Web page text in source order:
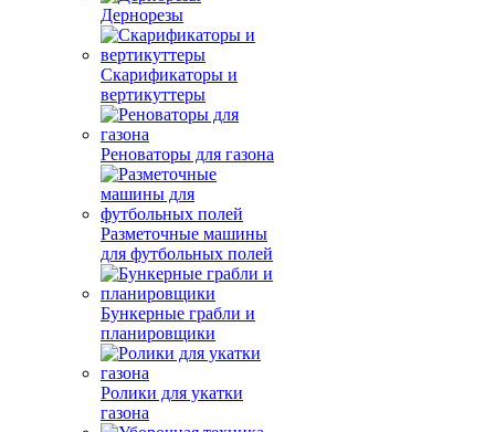
Дернорезы
Скарификаторы и
вертикуттеры
Реноваторы для газона
Разметочные машины
для футбольных полей
Бункерные грабли и
планировщики
Ролики для укатки
газона